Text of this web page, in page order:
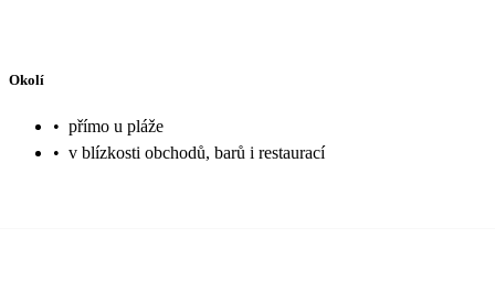
Okolí
• přímo u pláže
• v blízkosti obchodů, barů i restaurací